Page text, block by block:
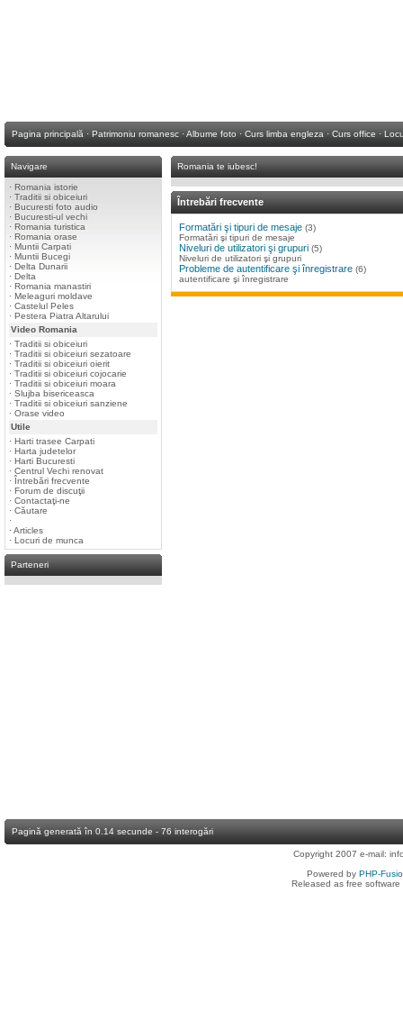
Pagina principală · Patrimoniu romanesc ·Albume foto · Curs limba engleza · Curs office ·
Navigare
· Romania istorie
· Traditii si obiceiuri
· Bucuresti foto audio
· Bucuresti-ul vechi
· Romania turistica
· Romania orase
· Muntii Carpati
· Muntii Bucegi
· Delta Dunarii
· Delta
· Romania manastiri
· Meleaguri moldave
· Castelul Peles
· Pestera Piatra Altarului
Video Romania
· Traditii si obiceiuri
· Traditii si obiceiuri sezatoare
· Traditii si obiceiuri oierit
· Traditii si obiceiuri cojocarie
· Traditii si obiceiuri moara
· Slujba bisericeasca
· Traditii si obiceiuri sanziene
· Orase video
Utile
· Harti trasee Carpati
· Harta judetelor
· Harti Bucuresti
· Centrul Vechi renovat
· Întrebări frecvente
· Forum de discuţii
· Contactaţi-ne
· Căutare
·
·Articles
· Locuri de munca
Parteneri
Romania te iubesc!
Întrebări frecvente
Formatări şi tipuri de mesaje (3)
Formatări şi tipuri de mesaje
Niveluri de utilizatori şi grupuri (5)
Niveluri de utilizatori şi grupuri
Probleme de autentificare şi înregistrare (6)
autentificare şi înregistrare
Pagină generată în 0.14 secunde - 76 interogări
Copyright 2007 e-mail:
Powered by PHP-
Released as free